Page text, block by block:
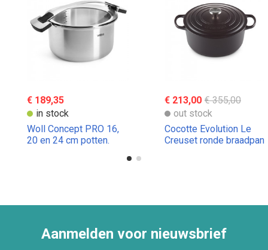
€ 189,35
in stock
Woll Concept PRO 16,
20 en 24 cm potten.
€ 213,00 € 355,00
out stock
Cocotte Evolution Le
Creuset ronde braadpan
Aanmelden voor nieuwsbrief